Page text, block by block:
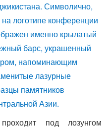
Символично,
на логотипе конференции
именно крылатый
барс, украшенный
напоминающим
лазурные
памятников
Азии.
под лозунгом